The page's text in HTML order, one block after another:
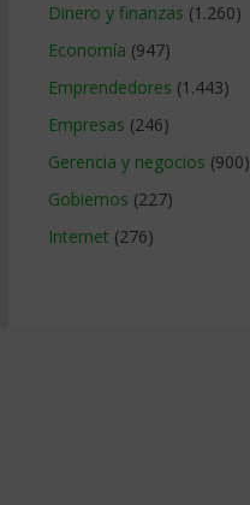
Dinero y finanzas (1.260)
Economía (947)
Emprendedores (1.443)
Empresas (246)
Gerencia y negocios (900)
Gobiernos (227)
Internet (276)